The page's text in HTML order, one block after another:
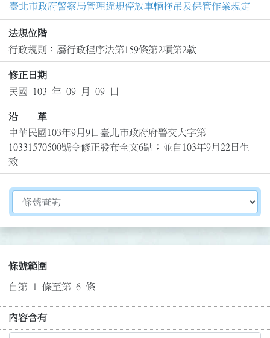
臺北市政府警察局管理違規停放車輛拖吊及保管作業規定
法規位階
行政規則：屬行政程序法第159條第2項第2款
修正日期
民國 103 年 09 月 09 日
沿 革
中華民國103年9月9日臺北市政府府警交大字第
10331570500號令修正發布全文6點；並自103年9月22日生
效
切換選擇法規資訊內容
條號範圍
自第 1 條至第 6 條
內容含有